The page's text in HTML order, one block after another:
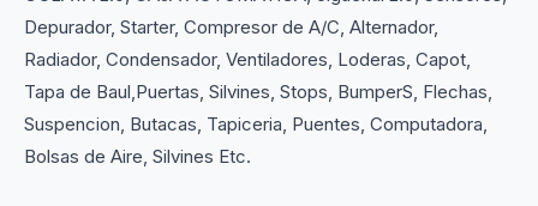
Depurador, Starter, Compresor de A/C, Alternador,
Radiador, Condensador, Ventiladores, Loderas, Capot,
Tapa de Baul,Puertas, Silvines, Stops, BumperS, Flechas,
Suspencion, Butacas, Tapiceria, Puentes, Computadora,
Bolsas de Aire, Silvines Etc.